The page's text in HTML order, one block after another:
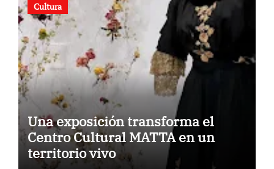
Cultura
Una exposición transforma el
Centro Cultural MATTA en un
territorio vivo